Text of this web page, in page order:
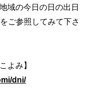
域の今日の日の出日
ご参照してみて下さ
よみ】
dni/